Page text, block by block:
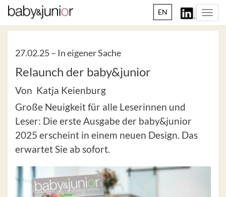
EN
27.02.25 – In eigener Sache
Relaunch der baby&junior
Von Katja Keienburg
Große Neuigkeit für alle Leserinnen und
Leser: Die erste Ausgabe der baby&junior
2025 erscheint in einem neuen Design. Das
erwartet Sie ab sofort.